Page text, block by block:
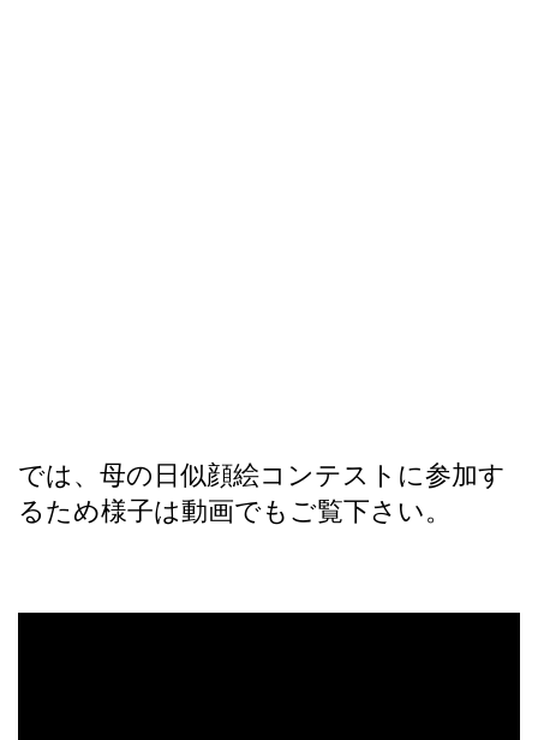
では、母の日似顔絵コンテストに参加す
るため様子は動画でもご覧下さい。